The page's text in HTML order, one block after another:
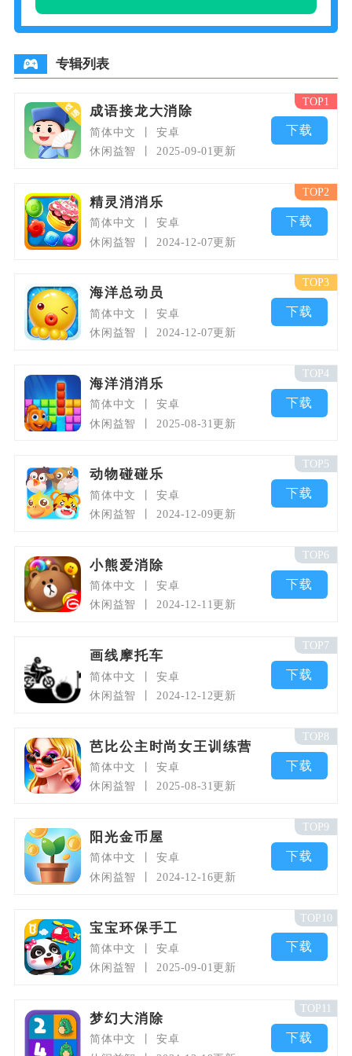
家都能快速摸清游玩逻辑。整体画
面排布贴合手机屏幕尺寸，图标样
专辑列表
成语接龙大消除
简体中文
安卓
休闲益智
2025-09-01更新
下载
TOP1
精灵消消乐
简体中文
安卓
休闲益智
2024-12-07更新
下载
TOP2
海洋总动员
简体中文
安卓
休闲益智
2024-12-07更新
下载
TOP3
海洋消消乐
简体中文
安卓
休闲益智
2025-08-31更新
下载
TOP4
动物碰碰乐
简体中文
安卓
休闲益智
2024-12-09更新
下载
TOP5
小熊爱消除
简体中文
安卓
休闲益智
2024-12-11更新
下载
TOP6
画线摩托车
简体中文
安卓
休闲益智
2024-12-12更新
下载
TOP7
芭比公主时尚女王训练营
简体中文
安卓
休闲益智
2025-08-31更新
下载
TOP8
阳光金币屋
简体中文
安卓
休闲益智
2024-12-16更新
下载
TOP9
宝宝环保手工
简体中文
安卓
休闲益智
2025-09-01更新
下载
TOP10
梦幻大消除
简体中文
安卓
下载
TOP11